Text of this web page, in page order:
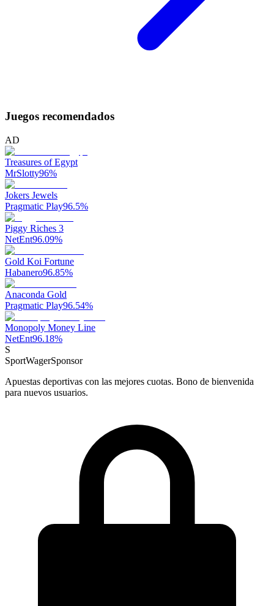
Juegos recomendados
AD
Treasures of Egypt
MrSlotty96%
Jokers Jewels
Pragmatic Play96.5%
Piggy Riches 3
NetEnt96.09%
Gold Koi Fortune
Habanero96.85%
Anaconda Gold
Pragmatic Play96.54%
Monopoly Money Line
NetEnt96.18%
S
SportWagerSponsor
Apuestas deportivas con las mejores cuotas. Bono de bienvenida
para nuevos usuarios.